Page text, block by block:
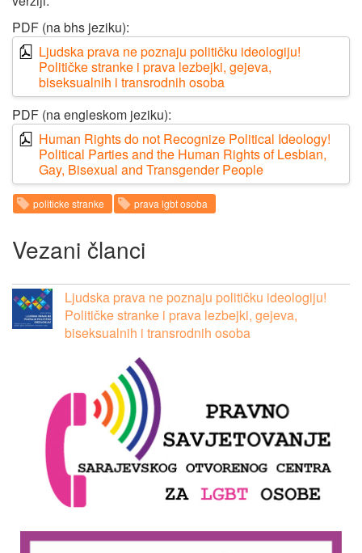
PDF (na bhs jeziku):
Ljudska prava ne poznaju političku ideologiju!
Političke stranke i prava lezbejki, gejeva,
biseksualnih i transrodnih osoba
PDF (na engleskom jeziku):
Human Rights do not Recognize Political Ideology!
Political Parties and the Human Rights of Lesbian,
Gay, Bisexual and Transgender People
politicke stranke prava lgbt osoba
Vezani članci
Ljudska prava ne poznaju političku ideologiju!
Političke stranke i prava lezbejki, gejeva,
biseksualnih i transrodnih osoba